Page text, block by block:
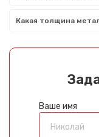
Какая толщина
Ваше имя